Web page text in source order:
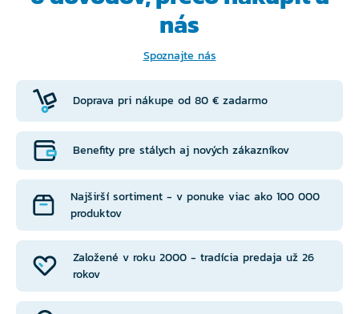
nás
Spoznajte nás
Doprava pri nákupe od 80 € zadarmo
Založené v roku 2000 - tradícia predaja už 26
rokov
Benefity pre stálych aj nových zákazníkov
Najširší sortiment - v ponuke viac ako 100 000
produktov